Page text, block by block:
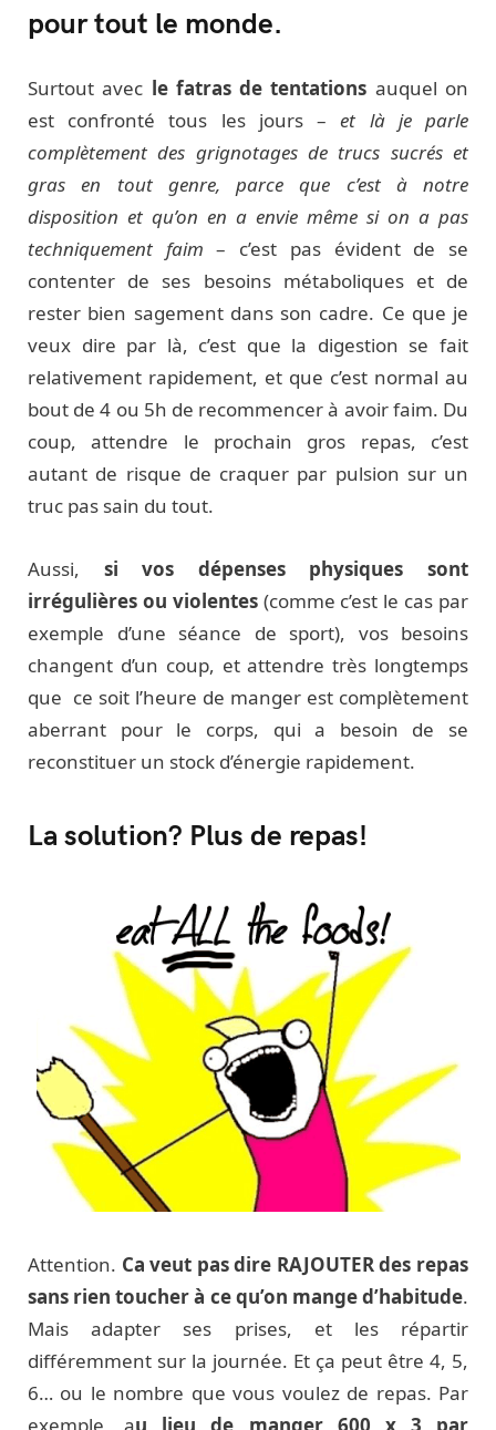
pour tout le monde.
Surtout avec le fatras de tentations auquel on
est confronté tous les jours –et là je parle
complètement des grignotages de trucs sucrés et
gras en tout genre, parce que c’est à notre
disposition et qu’on en a envie même si on a pas
techniquement faim – c’est pas évident de se
contenter de ses besoins métaboliques et de
rester bien sagement dans son cadre. Ce que je
veux dire par là, c’est que la digestion se fait
relativement rapidement, et que c’est normal au
bout de 4 ou 5h de recommencer à avoir faim. Du
coup, attendre le prochain gros repas, c’est
autant de risque de craquer par pulsion sur un
truc pas sain du tout.
Aussi, si vos dépenses physiques sont
irrégulières ou violentes(comme c’est le cas par
exemple d’une séance de sport), vos besoins
changent d’un coup, et attendre très longtemps
que ce soit l’heure de manger est complètement
aberrant pour le corps, qui a besoin de se
reconstituer un stock d’énergie rapidement.
La solution? Plus de repas!
Attention. Ca veut pas dire RAJOUTER des repas
sans rien toucher à ce qu’on mange d’habitude.
Mais adapter ses prises, et les répartir
différemment sur la journée. Et ça peut être 4, 5,
6… ou le nombre que vous voulez de repas. Par